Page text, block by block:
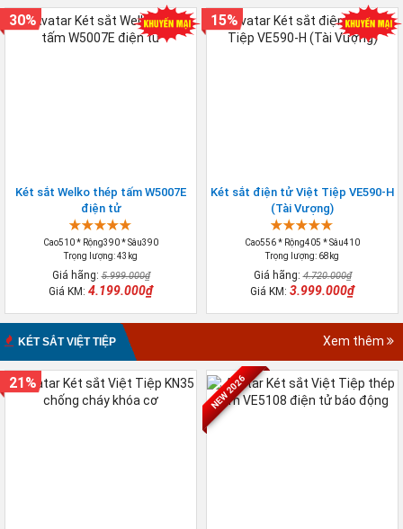
Két sắt Welko thép tấm W5007E
điện tử
Cao510 * Rộng390 * Sâu390
Trọng lượng: 43kg
Giá hãng:5.999.000₫
Giá KM: 4.199.000₫
30%
Két sắt điện tử Việt Tiệp VE590-H
(Tài Vượng)
Cao556 * Rộng405 * Sâu410
Trọng lượng: 68kg
Giá hãng:4.720.000₫
Giá KM: 3.999.000₫
15%
KÉT SẮT VIỆT TIỆP Xem thêm
21% NEW 2026